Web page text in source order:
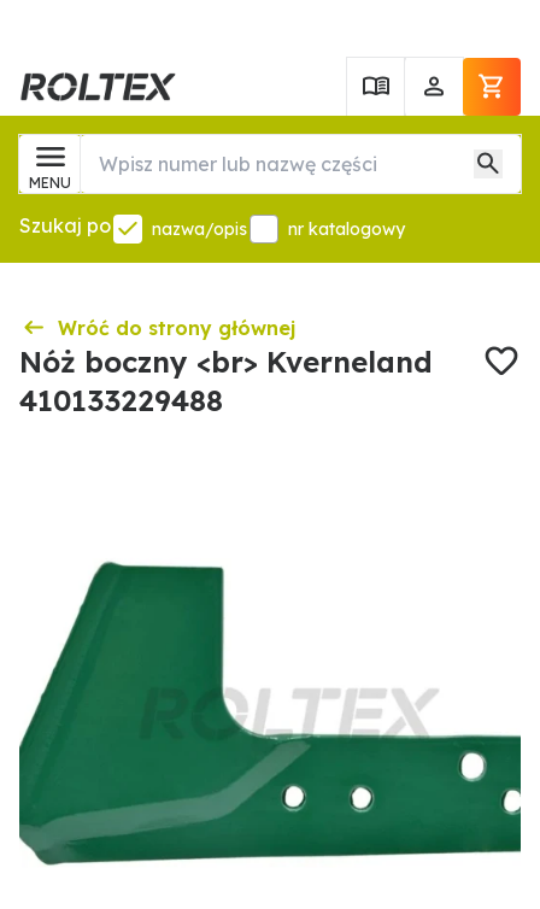
MENU
Szukaj po nazwa/opis nr katalogowy
Wróć do strony głównej
Nóż boczny <br> Kverneland
410133229488